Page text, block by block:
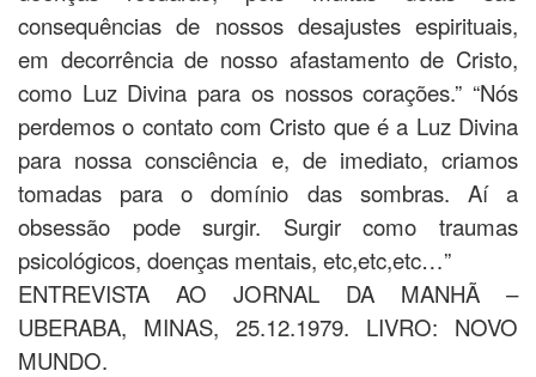
consequências de nossos desajustes espirituais,
em decorrência de nosso afastamento de Cristo,
como Luz Divina para os nossos corações.” “Nós
perdemos o contato com Cristo que é a Luz Divina
para nossa consciência e, de imediato, criamos
tomadas para o domínio das sombras. Aí a
obsessão pode surgir. Surgir como traumas
psicológicos, doenças mentais, etc,etc,etc…”
ENTREVISTA AO JORNAL DA MANHÃ –
UBERABA, MINAS, 25.12.1979. LIVRO: NOVO
MUNDO.